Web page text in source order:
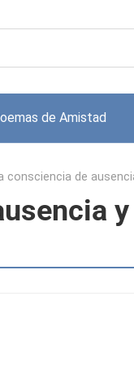
de Amistad
consciencia de